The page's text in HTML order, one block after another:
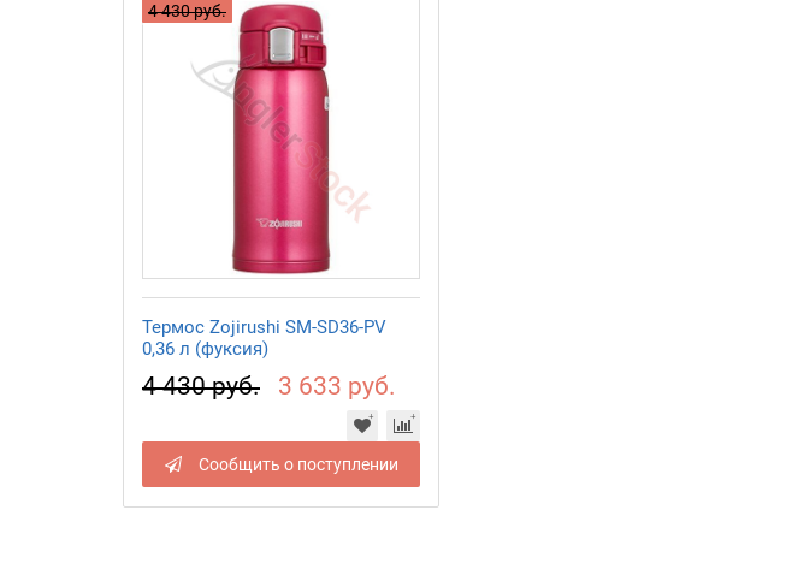
4 430 руб.
Термос Zojirushi SM-SD36-PV
0,36 л (фуксия)
4 430 руб. 3 633 руб.
Сообщить о поступлении